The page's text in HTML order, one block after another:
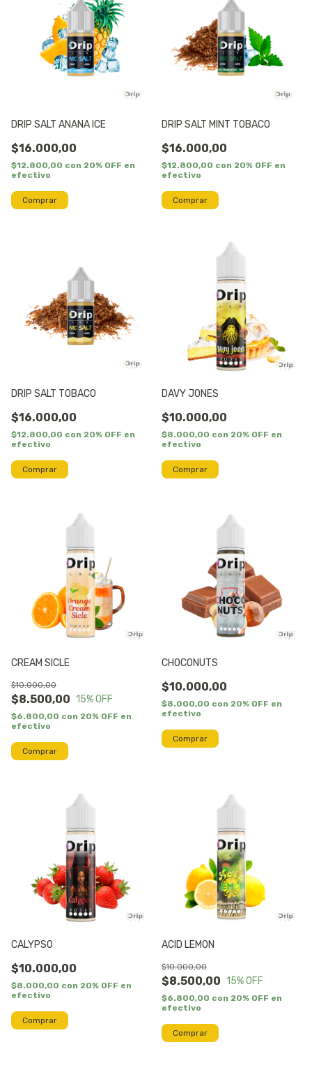
DRIP SALT ANANA ICE
$16.000,00
$12.800,00 con 20% OFF en
efectivo
DRIP SALT MINT TOBACO
$16.000,00
$12.800,00 con 20% OFF en
efectivo
DRIP SALT TOBACO
$16.000,00
$12.800,00 con 20% OFF en
efectivo
DAVY JONES
$10.000,00
$8.000,00 con 20% OFF en
efectivo
Comprar
CREAM SICLE
$8.500,00
$10.000,00
15% OFF
$6.800,00 con 20% OFF en
efectivo
Comprar
CHOCONUTS
$10.000,00
$8.000,00 con 20% OFF en
efectivo
Comprar
CALYPSO
$10.000,00
$8.000,00 con 20% OFF en
efectivo
Comprar
ACID LEMON
$8.500,00
$10.000,00
15% OFF
$6.800,00 con 20% OFF en
efectivo
Comprar